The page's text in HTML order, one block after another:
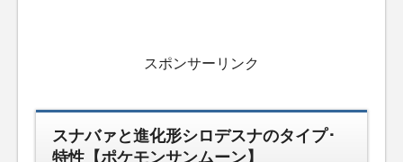
スポンサーリンク
スナバァと進化形シロデスナのタイプ･
特性【ポケモンサンムーン】